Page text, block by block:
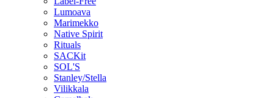
Lumoava
Marimekko
Native Spirit
Rituals
SACKit
SOL'S
Stanley/Stella
Vilikkala